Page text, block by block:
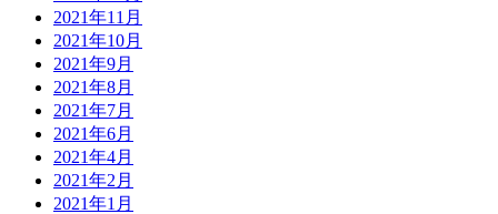
2021年11月
2021年10月
2021年9月
2021年8月
2021年7月
2021年6月
2021年4月
2021年2月
2021年1月